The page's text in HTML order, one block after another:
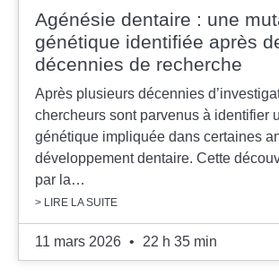
Agénésie dentaire : une
génétique identifiée après
décennies de recherche
Après plusieurs décennies
chercheurs sont parvenus à identifier
génétique impliquée dans certaines
développement dentaire. Cette
par la…
> LIRE LA SUITE
11 mars 2026 22 h 35 min